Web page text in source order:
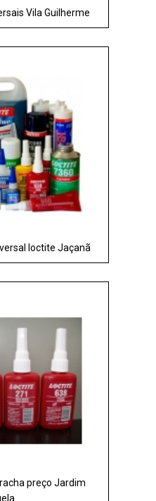
Vila Guilherme
loctite Jaçanã
preço Jardim